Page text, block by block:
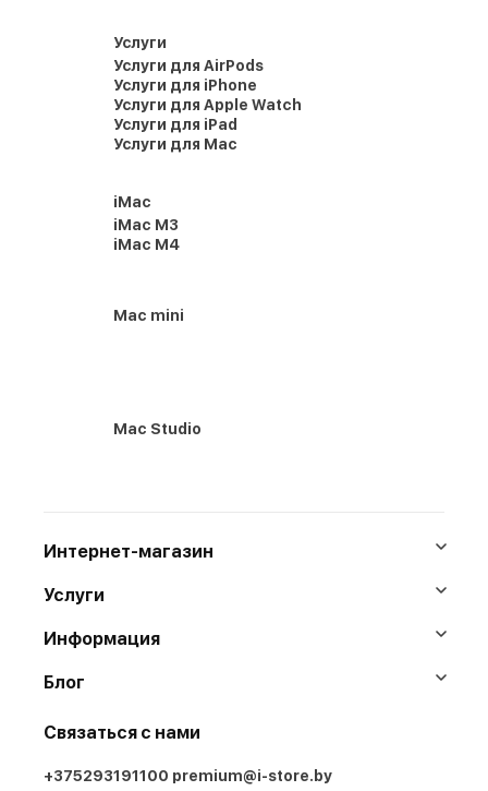
Услуги
Услуги для AirPods
Услуги для iPhone
Услуги для Apple Watch
Услуги для iPad
Услуги для Mac
iMac
iMac M3
iMac M4
Mac mini
Mac Studio
Интернет-магазин
Услуги
Информация
Блог
Связаться с нами
+375293191100 premium@i-store.by